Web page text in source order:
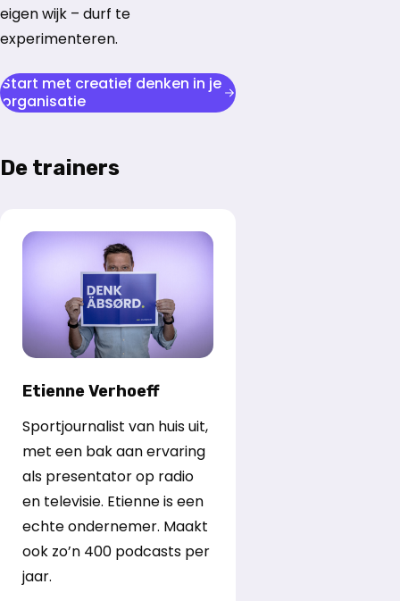
eigen wijk – durf te
experimenteren.
Start met creatief denken in je
organisatie
De trainers
Etienne Verhoeff
Sportjournalist van huis uit,
met een bak aan ervaring
als presentator op radio
en televisie. Etienne is een
echte ondernemer. Maakt
ook zo’n 400 podcasts per
jaar.